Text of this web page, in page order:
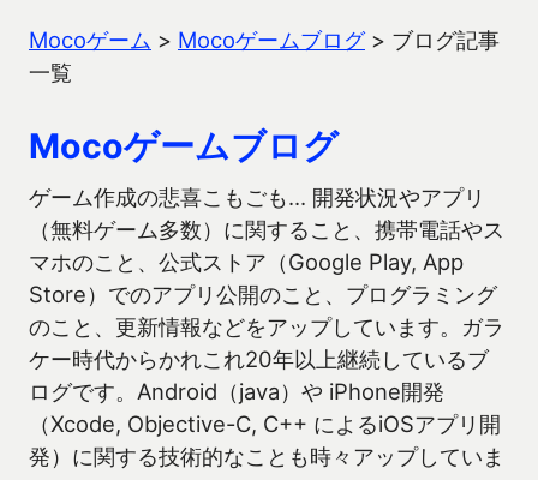
Mocoゲーム > Mocoゲームブログ> ブログ記事
一覧
Mocoゲームブログ
ゲーム作成の悲喜こもごも… 開発状況やアプリ
（無料ゲーム多数）に関すること、携帯電話やス
マホのこと、公式ストア（Google Play, App
Store）でのアプリ公開のこと、プログラミング
のこと、更新情報などをアップしています。ガラ
ケー時代からかれこれ20年以上継続しているブ
ログです。Android（java）や iPhone開発
（Xcode, Objective-C, C++ によるiOSアプリ開
発）に関する技術的なことも時々アップしていま